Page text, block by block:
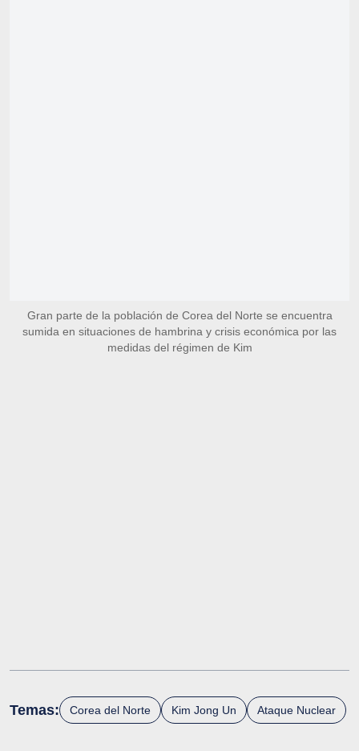
Gran parte de la población de Corea del Norte se encuentra
sumida en situaciones de hambrina y crisis económica por las
medidas del régimen de Kim
Temas: Corea del Norte Kim Jong Un Ataque Nuclear